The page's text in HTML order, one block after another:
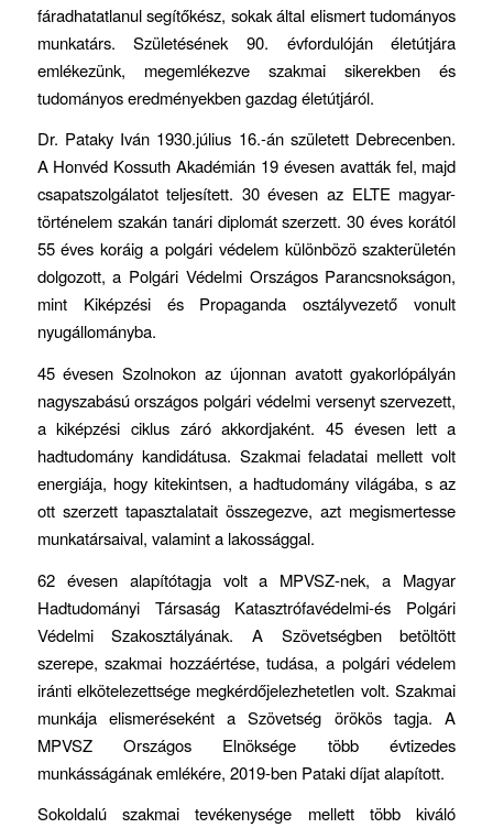
fáradhatatlanul segítőkész, sokak által elismert tudományos
munkatárs. Születésének 90. évfordulóján életútjára
emlékezünk, megemlékezve szakmai sikerekben és
tudományos eredményekben gazdag életútjáról.
Dr. Pataky Iván 1930.július 16.-án született Debrecenben.
A Honvéd Kossuth Akadémián 19 évesen avatták fel, majd
csapatszolgálatot teljesített. 30 évesen az ELTE magyar-
történelem szakán tanári diplomát szerzett. 30 éves korától
55 éves koráig a polgári védelem különbözö szakterületén
dolgozott, a Polgári Védelmi Országos Parancsnokságon,
mint Kiképzési és Propaganda osztályvezető vonult
nyugállományba.
45 évesen Szolnokon az újonnan avatott gyakorlópályán
nagyszabású országos polgári védelmi versenyt szervezett,
a kiképzési ciklus záró akkordjaként. 45 évesen lett a
hadtudomány kandidátusa. Szakmai feladatai mellett volt
energiája, hogy kitekintsen, a hadtudomány világába, s az
ott szerzett tapasztalatait összegezve, azt megismertesse
munkatársaival, valamint a lakossággal.
62 évesen alapítótagja volt a MPVSZ-nek, a Magyar
Hadtudományi Társaság Katasztrófavédelmi-és Polgári
Védelmi Szakosztályának. A Szövetségben betöltött
szerepe, szakmai hozzáértése, tudása, a polgári védelem
iránti elkötelezettsége megkérdőjelezhetetlen volt. Szakmai
munkája elismeréseként a Szövetség örökös tagja. A
MPVSZ Országos Elnöksége több évtizedes
munkásságának emlékére, 2019-ben Pataki díjat alapított.
Sokoldalú szakmai tevékenysége mellett több kiváló